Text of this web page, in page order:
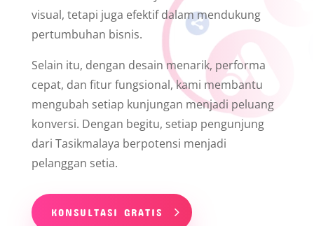
visual, tetapi juga efektif dalam mendukung
pertumbuhan bisnis.
Selain itu, dengan desain menarik, performa
cepat, dan fitur fungsional, kami membantu
mengubah setiap kunjungan menjadi peluang
konversi. Dengan begitu, setiap pengunjung
dari Tasikmalaya berpotensi menjadi
pelanggan setia.
KONSULTASI GRATIS